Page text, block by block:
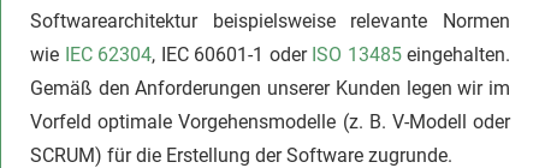
Softwarearchitektur beispielsweise relevante Normen
wie IEC 62304, IEC 60601-1 oder ISO 13485eingehalten.
Gemäß den Anforderungen unserer Kunden legen wir im
Vorfeld optimale Vorgehensmodelle (z. B. V-Modell oder
SCRUM) für die Erstellung der Software zugrunde.